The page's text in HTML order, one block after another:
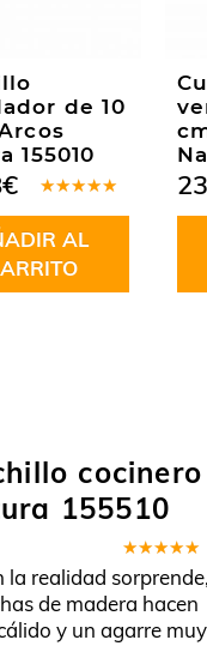
de 10
155010
en5.00de
5
€
AL
cocinero
155510
Valorado
en5de 5
la realidad sorprende,
de madera hacen
y un agarre muy